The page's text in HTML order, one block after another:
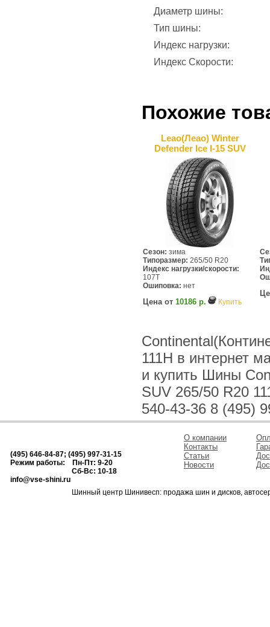
Диаметр шины:
Тип шины:
Индекс нагрузки:
Индекс Скорости:
Похожие
Leao(Леао) Winter
Defender Ice I-15 SUV
Сезон: зима
Типоразмер: 265/50 R20
Индекс нагрузки/скорости:
107T
Ошиповка: нет
Цена от 10186 р. Купить
111H в интернет
и купить Шины
SUV 265/50 R20
540-43-36 8 (495)
(495) 646-84-87; (495) 997-31-15
Режим работы: Пн-Пт: 9-20
Сб-Вс: 10-18
info@vse-shini.ru
О компании
Контакты
Статьи
Новости
Шинный центр Шинивесп: продажа шин и дисков,